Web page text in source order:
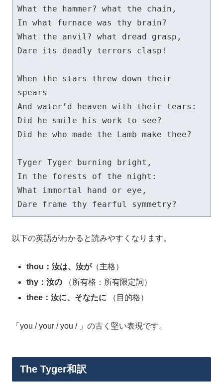
What the hammer? what the chain,
In what furnace was thy brain?
What the anvil? what dread grasp,
Dare its deadly terrors clasp!
When the stars threw down their
spears
And water’d heaven with their tears:
Did he smile his work to see?
Did he who made the Lamb make thee?
Tyger Tyger burning bright,
In the forests of the night:
What immortal hand or eye,
以下の英語がわかると読みやすくなります。
thou：汝は、汝が（主格）
thy：汝の （所有格：所有限定詞）
thee：汝に、そなたに （目的格）
「you / your / you / 」の古く堅い表現です。
The Tyger和訳